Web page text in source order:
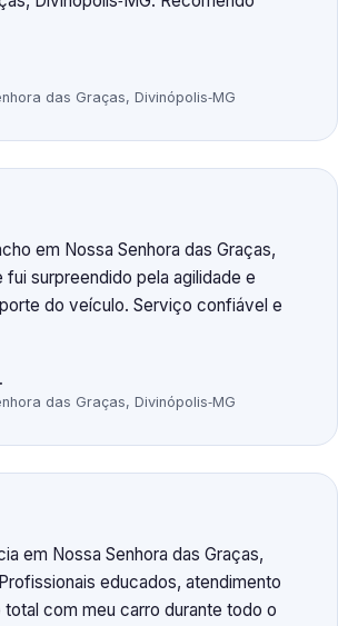
das Graças, Divinópolis‑MG
em Nossa Senhora das Graças,
fui surpreendido pela agilidade e
do veículo. Serviço confiável e
das Graças, Divinópolis‑MG
em Nossa Senhora das Graças,
educados, atendimento
com meu carro durante todo o